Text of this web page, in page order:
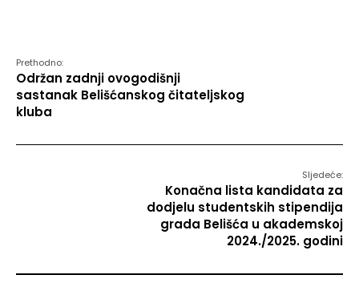
Prethodno:
Održan zadnji ovogodišnji
sastanak Belišćanskog čitateljskog
kluba
Sljedeće:
Konačna lista kandidata za
dodjelu studentskih stipendija
grada Belišća u akademskoj
2024./2025. godini